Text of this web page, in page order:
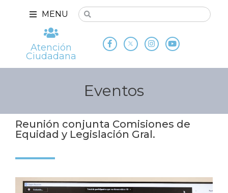
MENU
Atención
Ciudadana
Eventos
Reunión conjunta Comisiones de
Equidad y Legislación Gral.